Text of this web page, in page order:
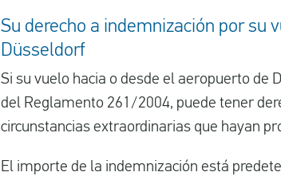
Su derecho a indemnización por su
Düsseldorf
Si su vuelo hacia o desde el aeropuerto de
del Reglamento 261/2004, puede tener
circunstancias extraordinarias que hayan
El importe de la indemnización está